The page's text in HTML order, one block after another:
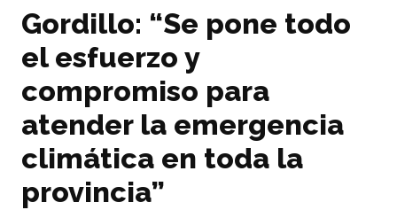
Gordillo: “Se pone todo
el esfuerzo y
compromiso para
atender la emergencia
climática en toda la
provincia”